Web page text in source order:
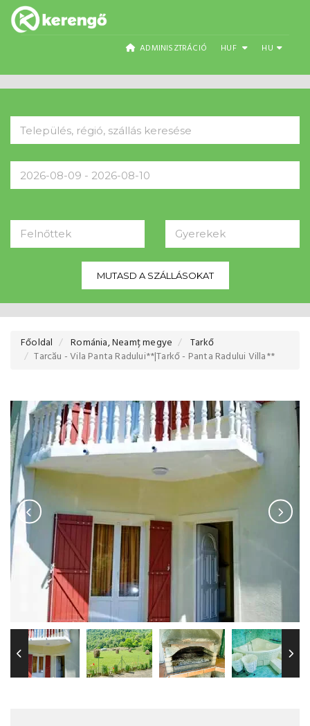
ADMINISZTRÁCIÓ HUF HU
Felnőttek Gyerekek
MUTASD A SZÁLLÁSOKAT
Főoldal Románia, Neamț megye
Tarkő
Tarcău - Vila Panta Radului**|Tarkő - Panta Radului Villa**